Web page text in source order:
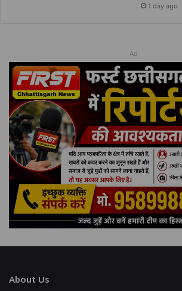
1 day ago
Ad
About Us